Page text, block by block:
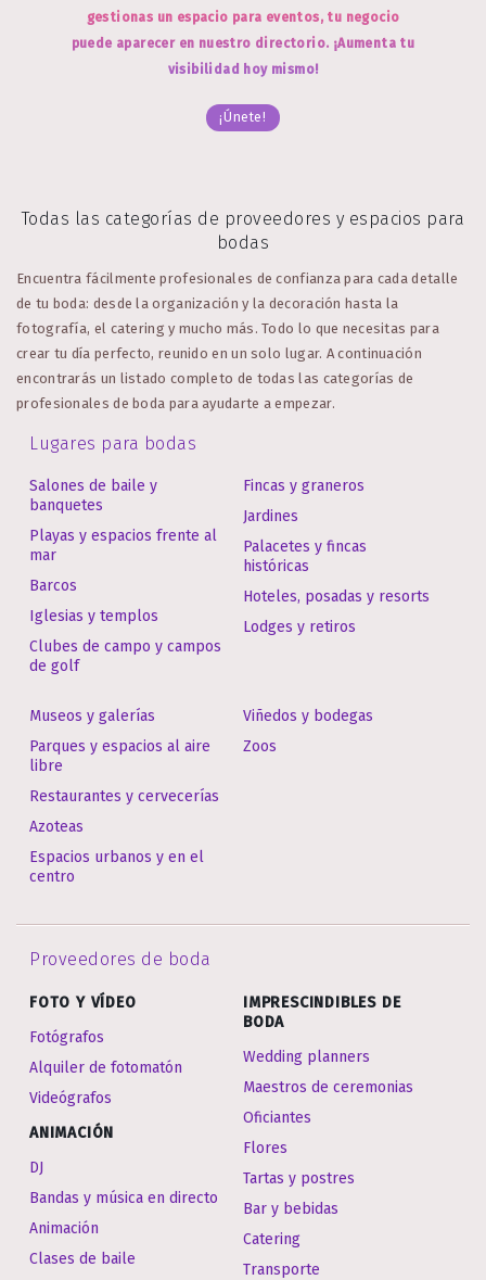
gestionas un espacio para eventos, tu negocio
puede aparecer en nuestro directorio. ¡Aumenta tu
visibilidad hoy mismo!
¡Únete!
Todas las categorías de proveedores y espacios para
bodas
Encuentra fácilmente profesionales de confianza para cada detalle
de tu boda: desde la organización y la decoración hasta la
fotografía, el catering y mucho más. Todo lo que necesitas para
crear tu día perfecto, reunido en un solo lugar. A continuación
encontrarás un listado completo de todas las categorías de
profesionales de boda para ayudarte a empezar.
Lugares para bodas
Salones de baile y
banquetes
Playas y espacios frente al
mar
Barcos
Iglesias y templos
Clubes de campo y campos
de golf
Fincas y graneros
Jardines
Palacetes y fincas
históricas
Hoteles, posadas y resorts
Lodges y retiros
Museos y galerías
Parques y espacios al aire
libre
Restaurantes y cervecerías
Azoteas
Espacios urbanos y en el
centro
Viñedos y bodegas
Zoos
Proveedores de boda
FOTO Y VÍDEO
Fotógrafos
Alquiler de fotomatón
Videógrafos
ANIMACIÓN
DJ
Bandas y música en directo
Animación
Clases de baile
IMPRESCINDIBLES DE
BODA
Wedding planners
Maestros de ceremonias
Oficiantes
Flores
Tartas y postres
Bar y bebidas
Catering
Transporte